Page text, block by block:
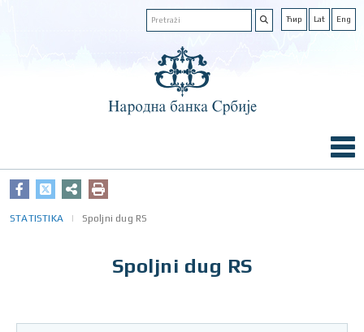
Ћир Lat Eng
STATISTIKA Spoljni dug RS
Spoljni dug RS